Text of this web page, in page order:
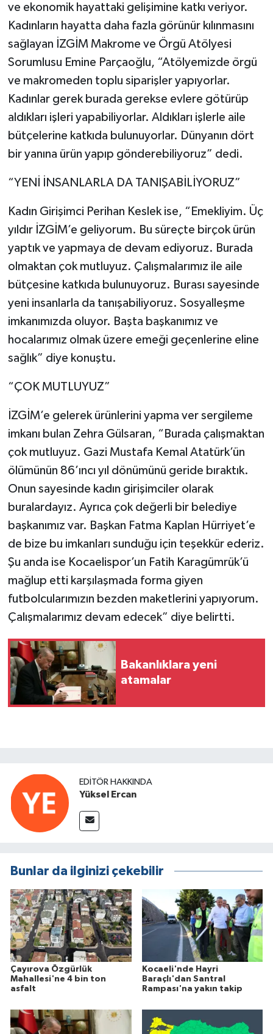
ve ekonomik hayattaki gelişimine katkı veriyor.
Kadınların hayatta daha fazla görünür kılınmasını
sağlayan İZGİM Makrome ve Örgü Atölyesi
Sorumlusu Emine Parçaoğlu, “Atölyemizde örgü
ve makromeden toplu siparişler yapıyorlar.
Kadınlar gerek burada gerekse evlere götürüp
aldıkları işleri yapabiliyorlar. Aldıkları işlerle aile
bütçelerine katkıda bulunuyorlar. Dünyanın dört
bir yanına ürün yapıp gönderebiliyoruz” dedi.
“YENİ İNSANLARLA DA TANIŞABİLİYORUZ”
Kadın Girişimci Perihan Keslek ise, “Emekliyim. Üç
yıldır İZGİM’e geliyorum. Bu süreçte birçok ürün
yaptık ve yapmaya de devam ediyoruz. Burada
olmaktan çok mutluyuz. Çalışmalarımız ile aile
bütçesine katkıda bulunuyoruz. Burası sayesinde
yeni insanlarla da tanışabiliyoruz. Sosyalleşme
imkanımızda oluyor. Başta başkanımız ve
hocalarımız olmak üzere emeği geçenlerine eline
sağlık” diye konuştu.
“ÇOK MUTLUYUZ”
İZGİM’e gelerek ürünlerini yapma ver sergileme
imkanı bulan Zehra Gülsaran, “Burada çalışmaktan
çok mutluyuz. Gazi Mustafa Kemal Atatürk’ün
ölümünün 86’ıncı yıl dönümünü geride bıraktık.
Onun sayesinde kadın girişimciler olarak
buralardayız. Ayrıca çok değerli bir belediye
başkanımız var. Başkan Fatma Kaplan Hürriyet’e
de bize bu imkanları sunduğu için teşekkür ederiz.
Şu anda ise Kocaelispor’un Fatih Karagümrük’ü
mağlup etti karşılaşmada forma giyen
futbolcularımızın bezden maketlerini yapıyorum.
Çalışmalarımız devam edecek” diye belirtti.
Bakanlıklara yeni
atamalar
EDITÖR HAKKINDA
Yüksel Ercan
Bunlar da ilginizi çekebilir
Çayırova Özgürlük
Mahallesi'ne 4 bin ton
asfalt
Kocaeli'nde Hayri
Baraçlı'dan Santral
Rampası'na yakın takip